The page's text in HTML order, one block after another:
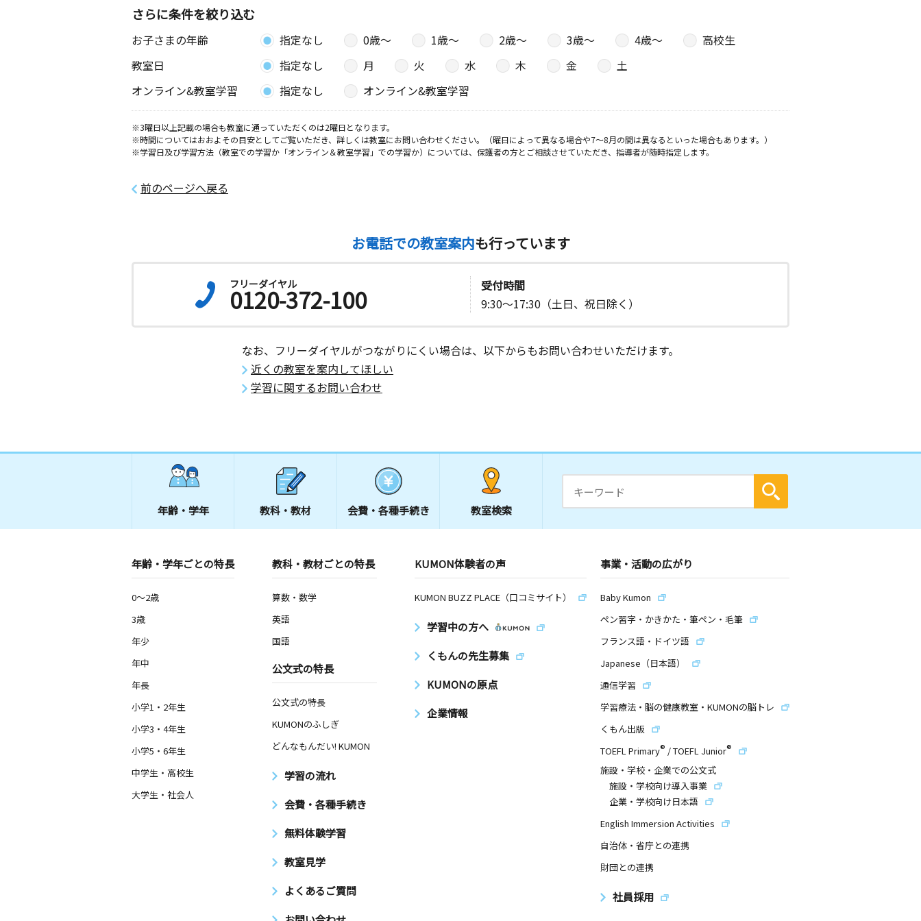
さらに条件を絞り込む
お子さまの年齢 指定なし 0歳〜 1歳〜 2歳〜 3歳〜 4歳〜
高校生
教室日
指定なし 月 火 水 木 金
土
オンライン&教室学習
指定なし オンライン&教室学習
※3曜日以上記載の場合も教室に通っていただくのは2曜日となります。
※時間についてはおおよその目安としてご覧いただき、詳しくは教室にお問い合わせください。（曜日によって異なる場合や7～8月の間は異なるといった場合もあります。）
※学習日及び学習方法（教室での学習か「オンライン＆教室学習」での学習か）については、保護者の方とご相談させていただき、指導者が随時指定します。
前のページへ戻る
お電話での教室案内も行っています
フリーダイヤル
0120-372-100
受付時間
9:30～17:30（土日、祝日除く）
なお、フリーダイヤルがつながりにくい場合は、以下からもお問い合わせいただけます。
近くの教室を案内してほしい
学習に関するお問い合わせ
年齢・学年 教科・教材 会費・ 各種手続き 教室検索
年齢・学年ごとの特長
0～2歳
3歳
年少
年中
年長
小学1・2年生
小学3・4年生
小学5・6年生
中学生・高校生
大学生・社会人
教科・教材ごとの特長
算数・数学
英語
国語
公文式の特長
公文式の特長
KUMONのふしぎ
どんなもんだい! KUMON
学習の流れ
会費・各種手続き
無料体験学習
教室見学
よくあるご質問
KUMON体験者の声
KUMON BUZZ PLACE（口コミサイト）
学習中の方へ
くもんの先生募集
KUMONの原点
企業情報
事業・活動の広がり
Baby Kumon
ペン習字・かきかた・筆ペン・毛筆
フランス語・ドイツ語
Japanese（日本語）
通信学習
学習療法・脳の健康教室・KUMONの脳トレ
くもん出版
TOEFL Primary® /TOEFL Junior®
施設・学校・企業での公文式
施設・学校向け導入事業
企業・学校向け日本語
English Immersion Activities
自治体・省庁との連携
財団との連携
社員採用